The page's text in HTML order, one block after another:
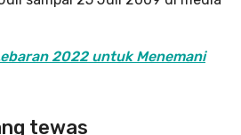
2022 untuk Menemani
tewas